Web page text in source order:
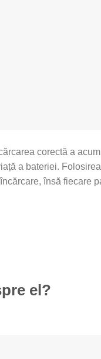
corectă a
a bateriei.
însă fiecare
el?